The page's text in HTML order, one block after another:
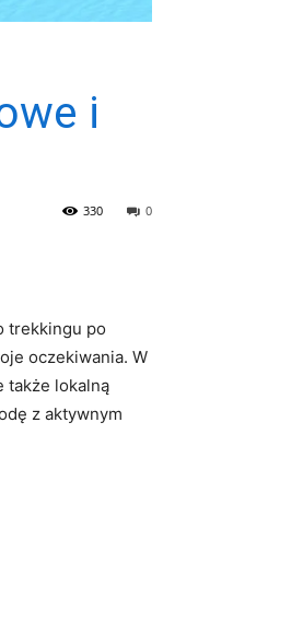
i
0
330
trekkingu po
oczekiwania. W
także lokalną
z aktywnym